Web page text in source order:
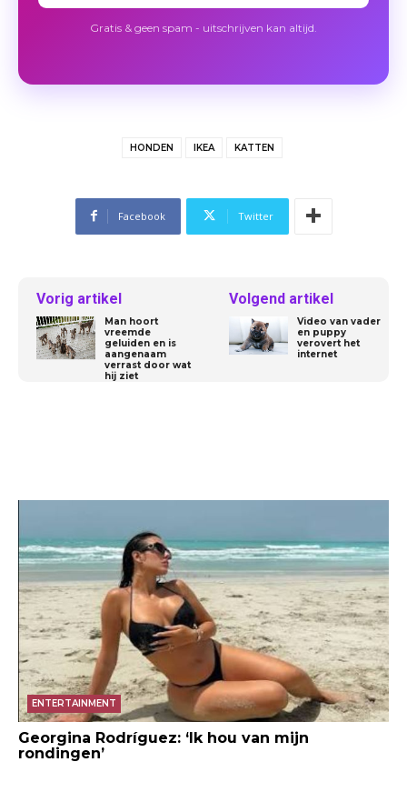
Foto Ikea
Gratis & geen spam - uitschrijven kan altijd.
HONDEN IKEA KATTEN
Facebook Twitter
Vorig artikel
Man hoort
vreemde
geluiden en is
aangenaam
verrast door wat
hij ziet
Volgend artikel
Video van vader
en puppy
verovert het
internet
ENTERTAINMENT
Georgina Rodríguez: ‘Ik hou van mijn
rondingen’